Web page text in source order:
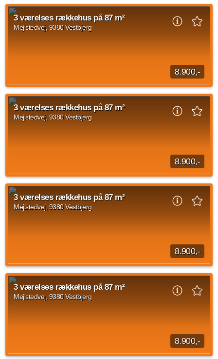
Når du træder ind i rækkehuset, mødes du af en entré. Herfra
er der adgang videre ind i boligens opholdsrum. Stueplan er
indrettet med køkken og stue...
Kilde: Lejebolig Mægleren
3 værelses rækkehus på 87 m²
Mejlstedvej, 9380 Vestbjerg
8.900,-
Når du træder ind i rækkehuset, mødes du af en entré. Herfra
er der adgang videre ind i boligens opholdsrum. Stueplan er
indrettet med køkken og stue...
Kilde: Lejebolig Mægleren
3 værelses rækkehus på 87 m²
Mejlstedvej, 9380 Vestbjerg
8.900,-
Når du træder ind i rækkehuset, mødes du af en entré. Herfra
er der adgang videre ind i boligens opholdsrum. Stueplan er
indrettet med køkken og stue...
Kilde: Lejebolig Mægleren
3 værelses rækkehus på 87 m²
Mejlstedvej, 9380 Vestbjerg
8.900,-
Når du træder ind i rækkehuset, mødes du af en entré. Herfra
er der adgang videre ind i boligens opholdsrum. Stueplan er
indrettet med køkken og stue...
Kilde: Lejebolig Mægleren
3 værelses rækkehus på 87 m²
Mejlstedvej, 9380 Vestbjerg
8.900,-